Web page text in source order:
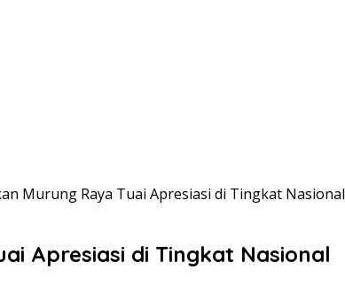
Murung Raya Tuai Apresiasi di Tingkat Nasional
Apresiasi di Tingkat Nasional